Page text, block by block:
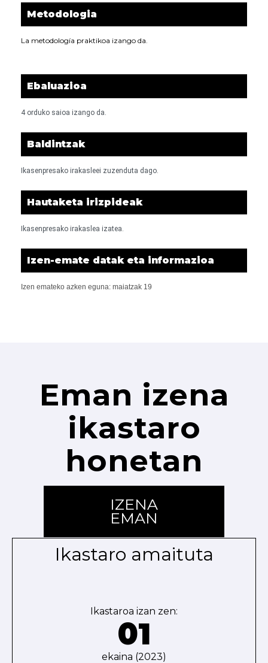
Metodologia
La metodología praktikoa izango da.
Ebaluazioa
4 orduko saioa izango da.
Baldintzak
Ikasenpresako irakasleei zuzenduta dago.
Hautaketa irizpideak
Ikasenpresako irakaslea izatea.
Izen-emate datak eta informazioa
Izen emateko azken eguna: maiatzak 19
Eman izena
ikastaro
honetan
IZENA
EMAN
Ikastaro amaituta
Ikastaroa izan zen:
01
ekaina (2023)